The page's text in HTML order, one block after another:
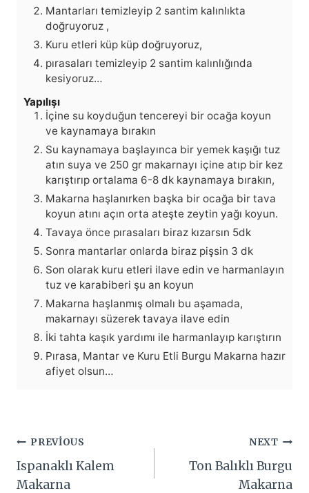
Mantarları temizleyip 2 santim kalınlıkta
doğruyoruz ,
Kuru etleri küp küp doğruyoruz,
pırasaları temizleyip 2 santim kalınlığında
kesiyoruz…
Yapılışı
İçine su koyduğun tencereyi bir ocağa koyun
ve kaynamaya bırakın
Su kaynamaya başlayınca bir yemek kaşığı tuz
atın suya ve 250 gr makarnayı içine atıp bir kez
karıştırıp ortalama 6-8 dk kaynamaya bırakın,
Makarna haşlanırken başka bir ocağa bir tava
koyun atını açın orta ateşte zeytin yağı koyun.
Tavaya önce pırasaları biraz kızarsın 5dk
Sonra mantarlar onlarda biraz pişsin 3 dk
Son olarak kuru etleri ilave edin ve harmanlayın
tuz ve karabiberi şu an koyun
Makarna haşlanmış olmalı bu aşamada,
makarnayı süzerek tavaya ilave edin
İki tahta kaşık yardımı ile harmanlayıp karıştırın
Pırasa, Mantar ve Kuru Etli Burgu Makarna hazır
afiyet olsun…
Yazı
gezinmesi
PREVIOUS
Ispanaklı Kalem
Makarna
NEXT
Ton Balıklı Burgu
Makarna